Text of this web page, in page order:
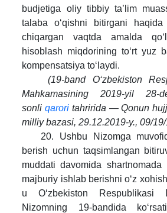
budjetiga oliy tibbiy ta’lim
talaba o‘qishni bitirgani
chiqargan vaqtda amalda
hisoblash miqdorining to‘rt yuz
kompensatsiya to‘laydi.
(19-band O‘zbekiston
Mahkamasining 2019-yil 28-
sonliqarori tahririda — Qonun
milliy bazasi, 29.12.2019-y., 09/
20. Ushbu Nizomga
berish uchun taqsimlangan
muddati davomida shartnomada
majburiy ishlab berishni o‘z
u O‘zbekiston Respublikasi
Nizomning 19-bandida